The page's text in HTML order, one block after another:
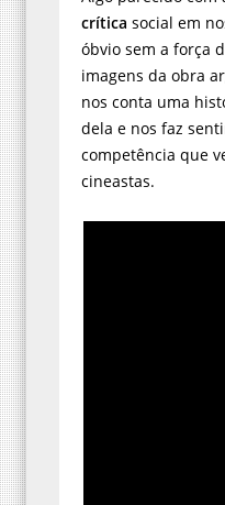
crítica social em
óbvio sem a força
imagens da obra
nos conta uma
dela e nos faz
competência que
cineastas.